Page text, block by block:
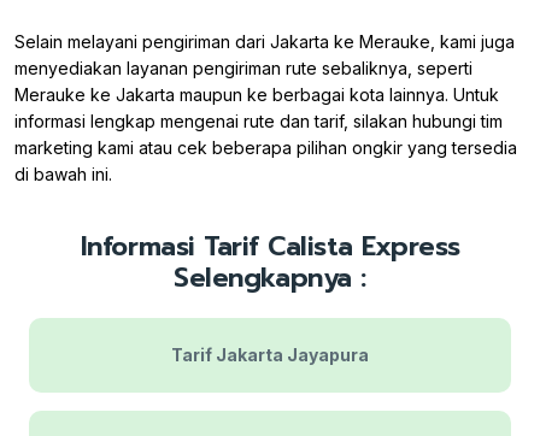
Selain melayani pengiriman dari Jakarta ke Merauke, kami juga
menyediakan layanan pengiriman rute sebaliknya, seperti
Merauke ke Jakarta maupun ke berbagai kota lainnya. Untuk
informasi lengkap mengenai rute dan tarif, silakan hubungi tim
marketing kami atau cek beberapa pilihan ongkir yang tersedia
di bawah ini.
Informasi Tarif Calista Express
Selengkapnya :
Tarif Jakarta Jayapura